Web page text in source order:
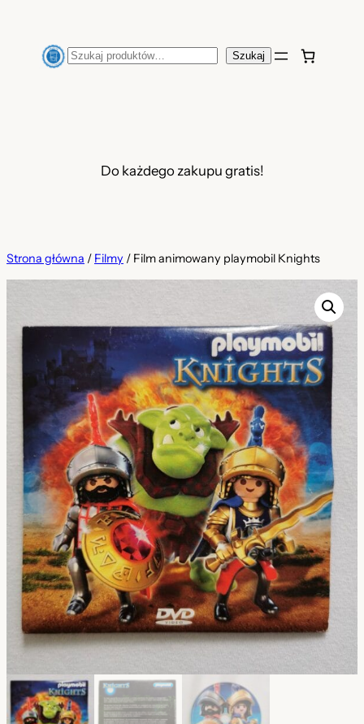
Szukaj Szukaj
Do każdego zakupu gratis!
Strona główna / Filmy / Film animowany playmobil Knights